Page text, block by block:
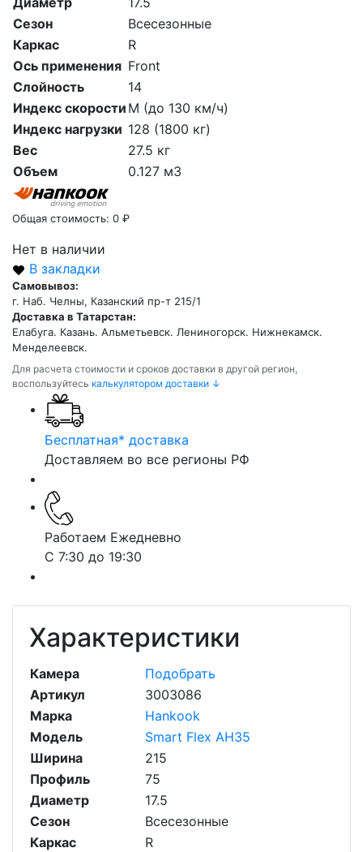
Сезон
Всесезонные
Каркас
R
Ось применения Front
Слойность
14
Индекс скорости M (до 130 км/ч)
Индекс нагрузки 128 (1800 кг)
Вес
27.5 кг
Объем
0.127 м3
Общая стоимость: 0 ₽
Нет в наличии
В закладки
Самовывоз:
г. Наб. Челны, Казанский пр-т 215/1
Доставка в Татарстан:
Елабуга. Казань. Альметьевск. Лениногорск. Нижнекамск.
Менделеевск.
Для расчета стоимости и сроков доставки в другой регион,
воспользуйтесь калькулятором доставки ↓
Бесплатная* доставка
Доставляем во все регионы РФ
Работаем Ежедневно
С 7:30 до 19:30
Характеристики
Камера
Подобрать
Артикул
3003086
Марка
Hankook
Модель
Smart Flex AH35
Ширина
215
Профиль
75
Диаметр
17.5
Сезон
Всесезонные
Каркас
R